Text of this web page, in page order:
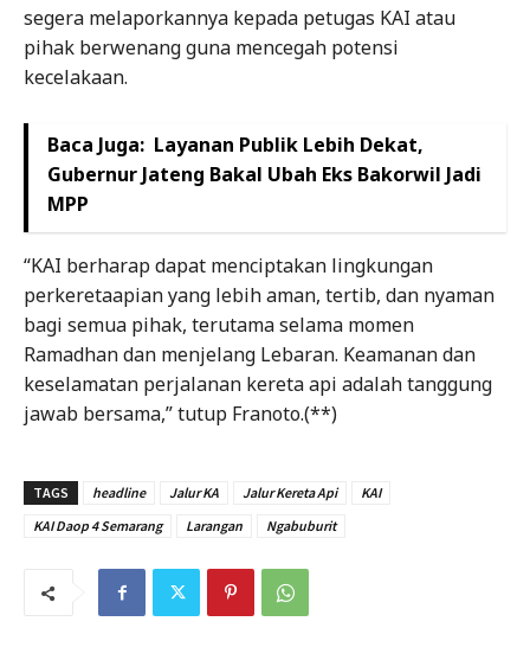
segera melaporkannya kepada petugas KAI atau
pihak berwenang guna mencegah potensi
kecelakaan.
Baca Juga: Layanan Publik Lebih Dekat,
Gubernur Jateng Bakal Ubah Eks Bakorwil Jadi
MPP
“KAI berharap dapat menciptakan lingkungan
perkeretaapian yang lebih aman, tertib, dan nyaman
bagi semua pihak, terutama selama momen
Ramadhan dan menjelang Lebaran. Keamanan dan
keselamatan perjalanan kereta api adalah tanggung
jawab bersama,” tutup Franoto.(**)
TAGS headline Jalur KA Jalur Kereta Api
KAI
KAI Daop 4 Semarang
Larangan Ngabuburit